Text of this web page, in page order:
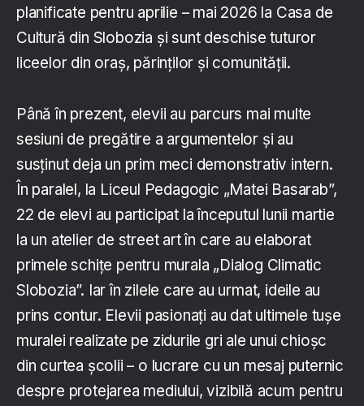
planificate pentru aprilie – mai 2026 la Casa de
Cultură din Slobozia și sunt deschise tuturor
liceelor din oraș, părinților și comunității.
Până în prezent, elevii au parcurs mai multe
sesiuni de pregătire a argumentelor și au
susținut deja un prim meci demonstrativ intern.
În paralel, la Liceul Pedagogic „Matei Basarab”,
22 de elevi au participat la începutul lunii martie
la un atelier de street art în care au elaborat
primele schițe pentru murala „Dialog Climatic
Slobozia”. Iar în zilele care au urmat, ideile au
prins contur. Elevii pasionați au dat ultimele tușe
muralei realizate pe zidurile gri ale unui chioșc
din curtea școlii – o lucrare cu un mesaj puternic
despre protejarea mediului, vizibilă acum pentru